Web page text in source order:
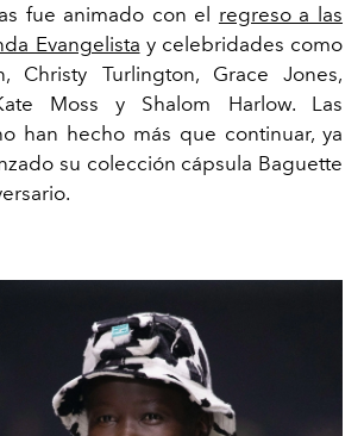
fue animado con el regreso a las
Evangelista y celebridades como
, Christy Turlington, Grace Jones,
Moss y Shalom Harlow. Las
han hecho más que continuar, ya
su colección cápsula Baguette